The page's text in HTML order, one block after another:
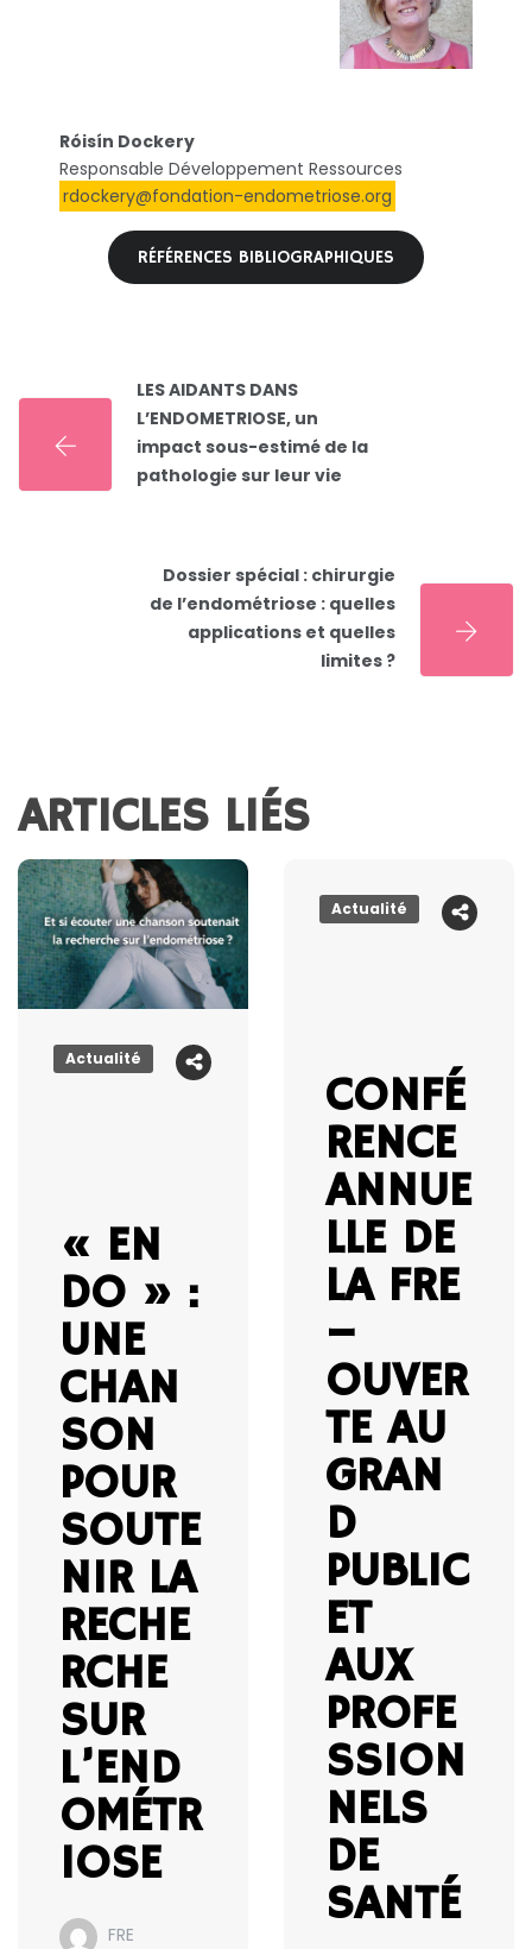
Róisín Dockery
Responsable Développement Ressources
rdockery@fondation-endometriose.org
RÉFÉRENCES BIBLIOGRAPHIQUES
LES AIDANTS DANS
L’ENDOMETRIOSE, un
impact sous-estimé de la
pathologie sur leur vie
Dossier spécial : chirurgie
de l’endométriose : quelles
applications et quelles
limites ?
ARTICLES LIÉS
Actualité
« EN
DO » :
UNE
CHAN
SON
POUR
SOUTE
NIR LA
RECHE
RCHE
SUR
L’END
OMÉTR
IOSE
FRE
Actualité
CONFÉ
RENCE
ANNUE
LLE DE
LA FRE
–
OUVER
TE AU
GRAN
D
PUBLIC
ET
AUX
PROFE
SSION
NELS
DE
SANTÉ